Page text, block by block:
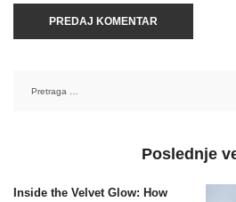
Poslednje
Inside the Velvet Glow: How